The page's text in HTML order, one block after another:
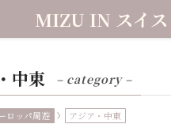
MIZU IN スイス
中東 – category –
ロッパ周遊 アジア・中東